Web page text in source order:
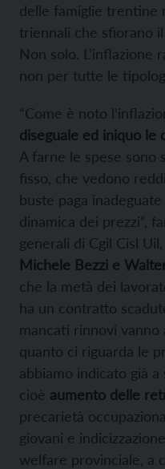
delle famiglie trentine
triennali che sfiorano il
Non solo. L’inflazione
non per tutte le
“Come è noto
diseguale ed iniquo le
A farne le spese sono
fisso, che vedono
buste paga
dinamica dei prezzi”,
generali di Cgil Cisl Uil,
Michele Bezzi e
che la metà dei
ha un contratto
mancati rinnovi vanno
quanto ci riguarda le
abbiamo indicato già
cioè aumento delle
precarietà
giovani e
welfare provinciale, a